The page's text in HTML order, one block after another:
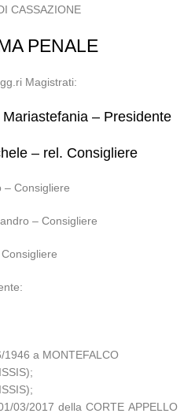
CASSAZIONE
PENALE
Magistrati:
– Presidente
– rel. Consigliere
– Consigliere
– Consigliere
a MONTEFALCO
03/2017 della CORTE APPELLO